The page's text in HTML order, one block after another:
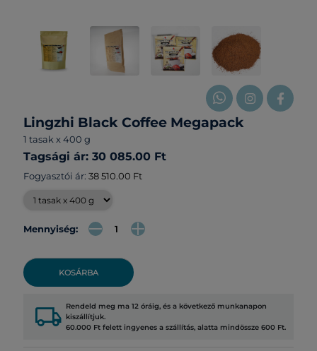
Lingzhi Black Coffee Megapack
1 tasak x 400 g
Tagsági ár: 30 085.00 Ft
Fogyasztói ár: 38 510.00 Ft
Mennyiség:
KOSÁRBA
local_shipping Rendeld meg ma 12 óráig, és a következő munkanapon
kiszállítjuk.
60.000 Ft felett ingyenes a szállítás, alatta mindössze 600 Ft.